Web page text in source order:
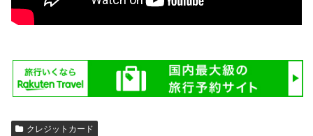
クレジットカード